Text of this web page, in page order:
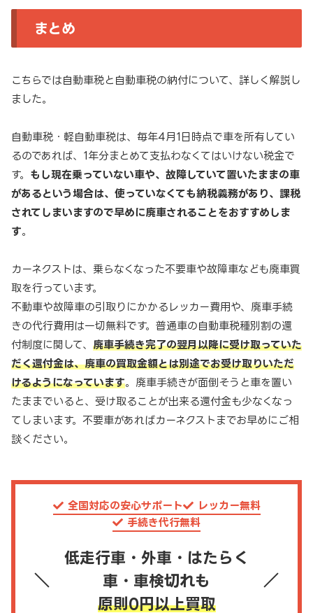
まとめ
こちらでは自動車税と自動車税の納付について、詳しく解説し
ました。
自動車税・軽自動車税は、毎年4月1日時点で車を所有してい
るのであれば、1年分まとめて支払わなくてはいけない税金で
す。 もし現在乗っていない車や、故障していて置いたままの車
があるという場合は、使っていなくても納税義務があり、課税
されてしまいますので早めに廃車されることをおすすめしま
す。
カーネクストは、乗らなくなった不要車や故障車なども廃車買
取を行っています。
不動車や故障車の引取りにかかるレッカー費用や、廃車手続
きの代行費用は一切無料です。普通車の自動車税種別割の還
付制度に関して、 廃車手続き完了の翌月以降に受け取っていた
だく還付金は、廃車の買取金額とは別途でお受け取りいただ
けるようになっています。廃車手続きが面倒そうと車を置い
たままでいると、受け取ることが出来る還付金も少なくなっ
てしまいます。不要車があればカーネクストまでお早めにご相
談ください。
全国対応の安心サポート
レッカー無料
手続き代行無料
低走行車・外車・はたらく
車・車検切れも
原則0円以上買取